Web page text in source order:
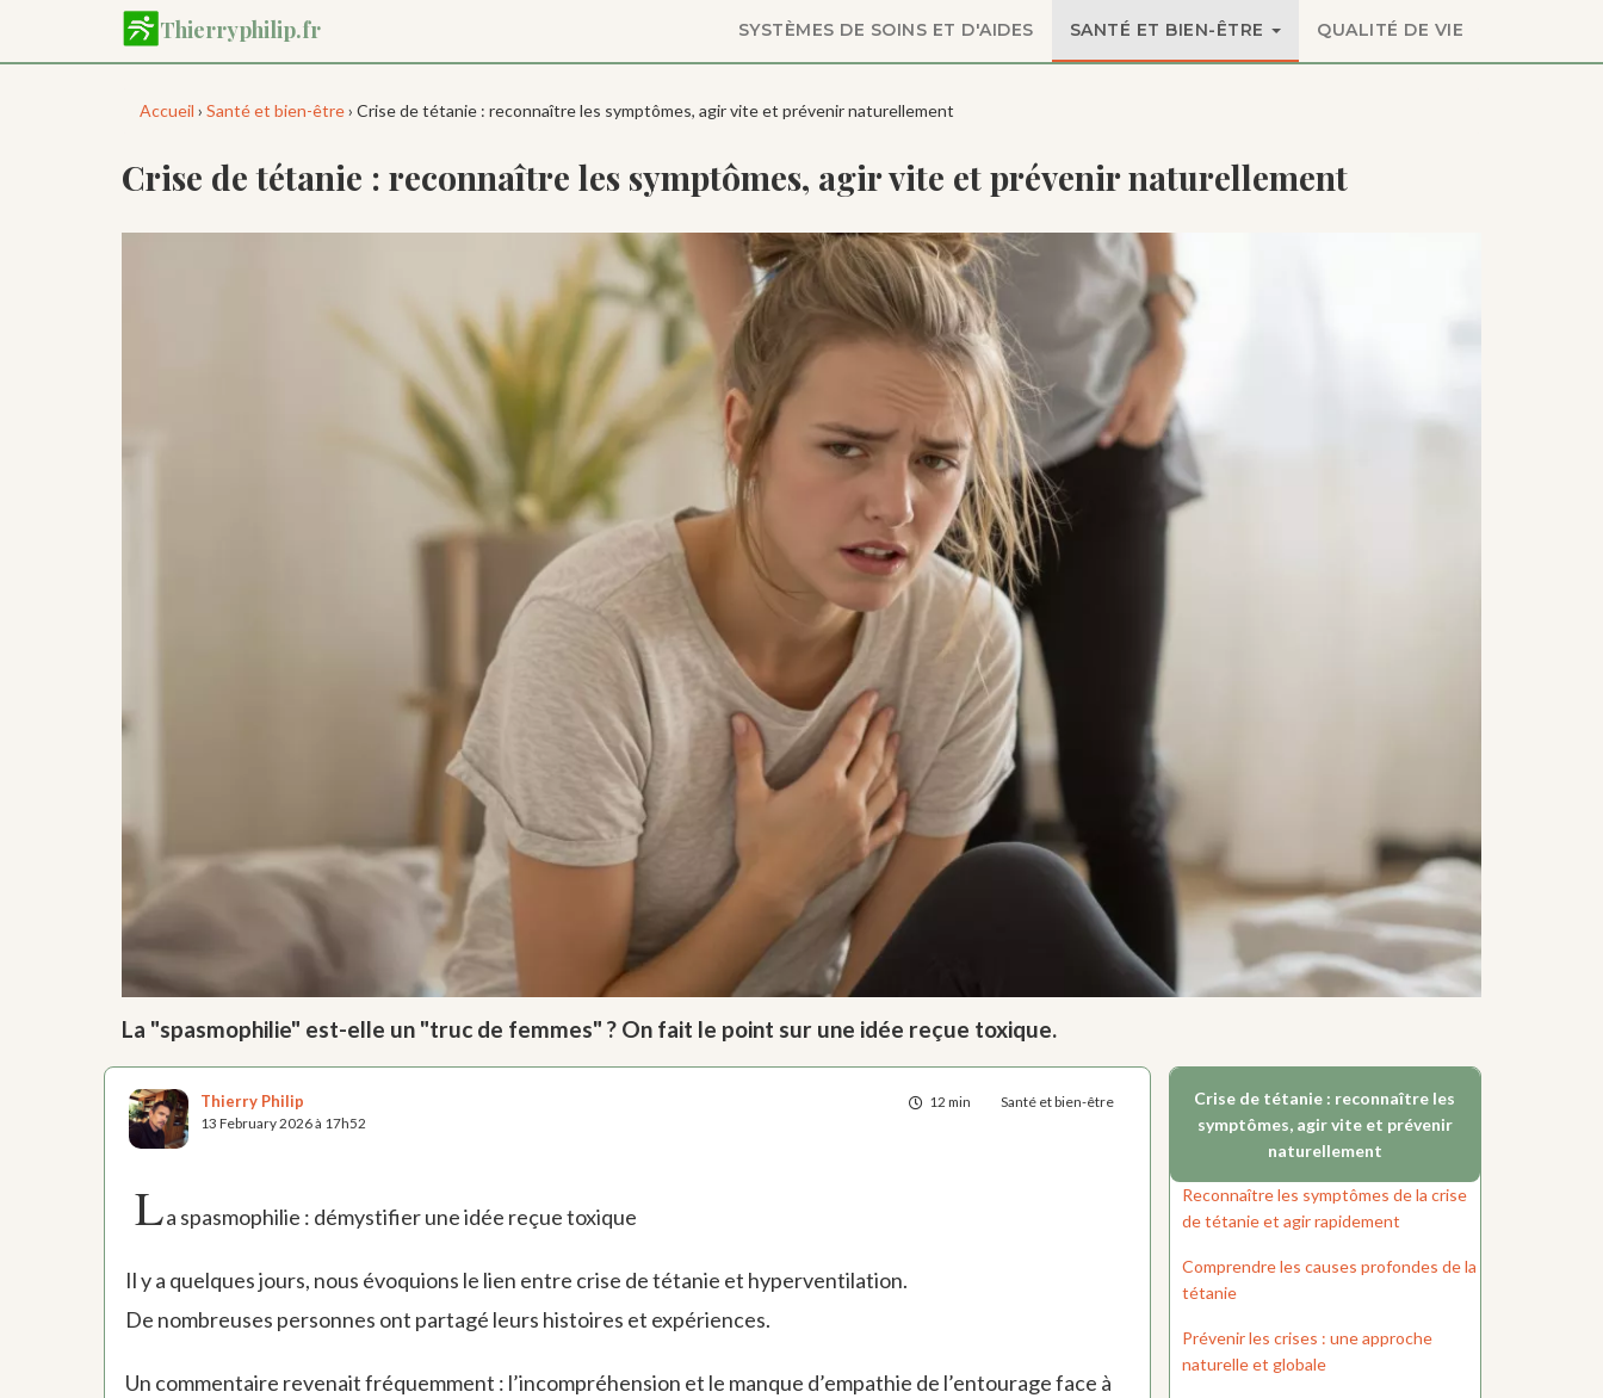
contenu
Thierryphilip.fr SYSTÈMES DE SOINS ET D'AIDES SANTÉ ET BIEN-ÊTRE QUALITÉ DE VIE
Accueil › Santé et bien-être› Crise de tétanie : reconnaître les symptômes, agir vite et prévenir naturellement
Crise de tétanie : reconnaître les symptômes, agir vite et prévenir naturellement
La "spasmophilie" est-elle un "truc de femmes" ? On fait le point sur une idée reçue toxique.
12 min Santé et bien-être
Thierry Philip
13 February 2026 à 17h52
La spasmophilie : démystifier une idée reçue toxique
Il y a quelques jours, nous évoquions le lien entre crise de tétanie et hyperventilation.
De nombreuses personnes ont partagé leurs histoires et expériences.
Un commentaire revenait fréquemment : l’incompréhension et le manque d’empathie de l’entourage face à
Crise de tétanie : reconnaître les
symptômes, agir vite et prévenir
naturellement
Reconnaître les symptômes de la crise
de tétanie et agir rapidement
Comprendre les causes profondes de la
tétanie
Prévenir les crises : une approche
naturelle et globale